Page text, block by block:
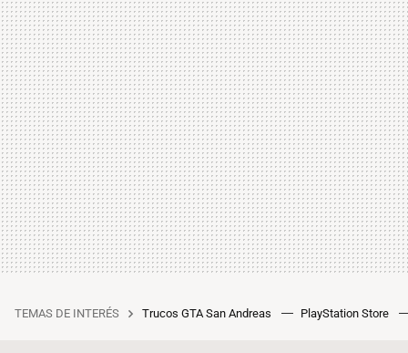
TEMAS DE INTERÉS Trucos GTA San Andreas PlayStation Store